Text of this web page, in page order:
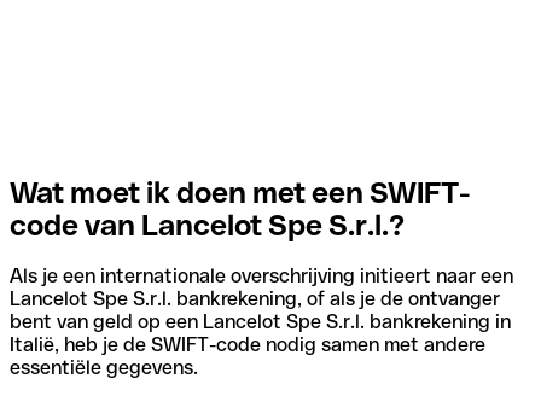
Wat moet ik doen met een SWIFT-
code van Lancelot Spe S.r.l.?
Als je een internationale overschrijving initieert naar een
Lancelot Spe S.r.l. bankrekening, of als je de ontvanger
bent van geld op een Lancelot Spe S.r.l. bankrekening in
Italië, heb je de SWIFT-code nodig samen met andere
essentiële gegevens.